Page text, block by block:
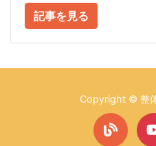
記事を見る
Copyright © 整